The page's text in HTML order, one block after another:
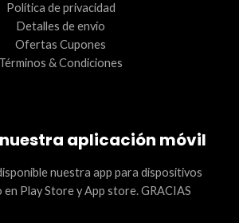
Política de privacidad
Detalles de envío
Ofertas Cupones
Términos & Condiciones
aplicación móvil
nuestra app para dispositivos
Play Store y App store. GRACIAS